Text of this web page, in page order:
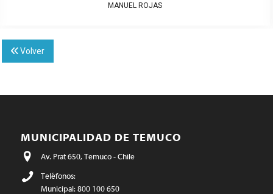
MANUEL ROJAS
Volver
MUNICIPALIDAD DE TEMUCO
Av. Prat 650, Temuco - Chile
Teléfonos:
Municipal: 800 100 650